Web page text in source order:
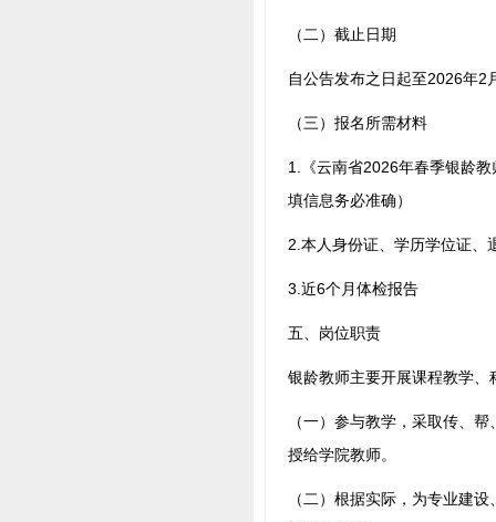
（二）截止日期
自公告发布之日起至2026年2
（三）报名所需材料
1.《云南省2026年春季银龄
填信息务必准确）
2.本人身份证、学历学位证、
3.近6个月体检报告
五、岗位职责
银龄教师主要开展课程教学
（一）参与教学，采取传、
授给学院教师。
（二）根据实际，为专业建